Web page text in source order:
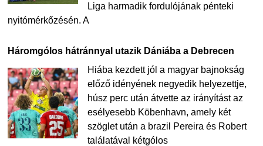
Liga harmadik fordulójának pénteki
nyitómérkőzésén. A
Háromgólos hátránnyal utazik Dániába a Debrecen
Hiába kezdett jól a magyar bajnokság
előző idényének negyedik helyezettje,
húsz perc után átvette az irányítást az
esélyesebb Köbenhavn, amely két
szöglet után a brazil Pereira és Robert
találatával kétgólos